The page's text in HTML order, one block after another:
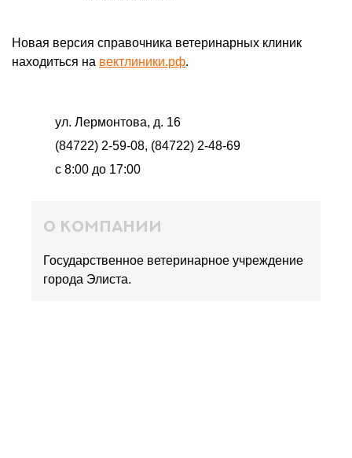
Новая версия справочника ветеринарных клиник
находиться на вектлиники.рф.
ул. Лермонтова, д. 16
(84722) 2-59-08, (84722) 2-48-69
с 8:00 до 17:00
о компании
Государственное ветеринарное учреждение
города Элиста.